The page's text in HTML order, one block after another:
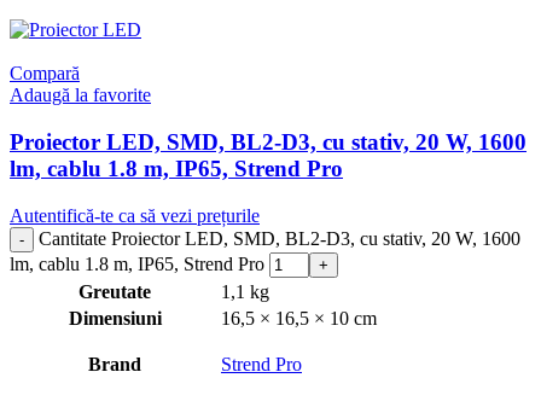
Compară
Adaugă la favorite
Proiector LED, SMD, BL2-D3, cu stativ, 20 W, 1600
lm, cablu 1.8 m, IP65, Strend Pro
Autentifică-te ca să vezi prețurile
Cantitate Proiector LED, SMD, BL2-D3, cu stativ, 20 W, 1600
lm, cablu 1.8 m, IP65, Strend Pro
Greutate
1,1 kg
Dimensiuni
16,5 × 16,5 × 10 cm
Brand Strend Pro